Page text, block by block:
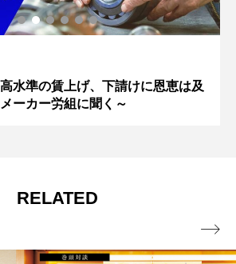
長距離ドライバー 女性ならではの苦労
は？ 「トラガール」の本音を聞いた！
RELATED
